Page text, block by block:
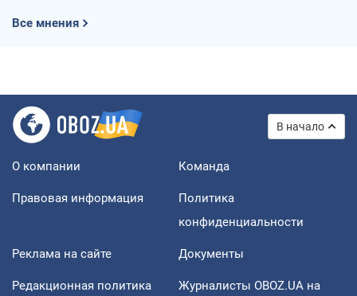
Все мнения
В начало
О компании Команда
Правовая информация
Политика
конфиденциальности
Реклама на сайте Документы
Редакционная политика
Журналисты OBOZ.UA на